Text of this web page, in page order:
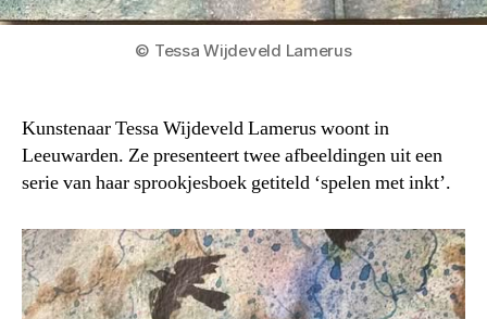
© Tessa Wijdeveld Lamerus
Kunstenaar Tessa Wijdeveld Lamerus woont in
Leeuwarden. Ze presenteert twee afbeeldingen uit een
serie van haar sprookjesboek getiteld ‘spelen met inkt’.